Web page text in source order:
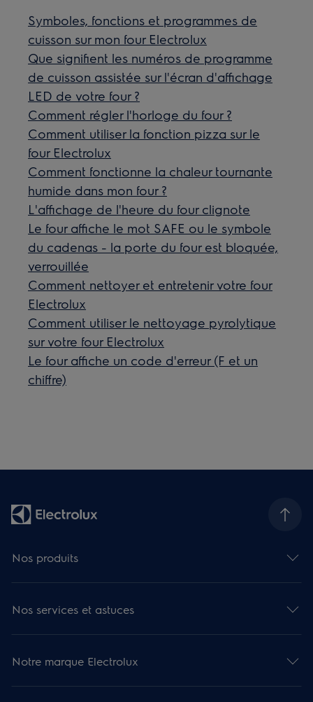
Symboles, fonctions et programmes de
cuisson sur mon four Electrolux
Que signifient les numéros de programme
de cuisson assistée sur l'écran d'affichage
LED de votre four ?
Comment régler l'horloge du four ?
Comment utiliser la fonction pizza sur le
four Electrolux
Comment fonctionne la chaleur tournante
humide dans mon four ?
L'affichage de l'heure du four clignote
Le four affiche le mot SAFE ou le symbole
du cadenas - la porte du four est bloquée,
verrouillée
Comment nettoyer et entretenir votre four
Electrolux
Comment utiliser le nettoyage pyrolytique
sur votre four Electrolux
Le four affiche un code d'erreur (F et un
chiffre)
Nos produits
Nos services et astuces
Notre marque Electrolux